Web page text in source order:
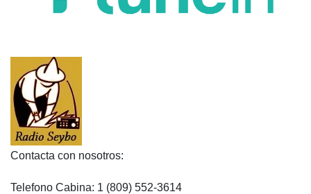
Contacta con nosotros:
Telefono Cabina: 1 (809) 552-3614